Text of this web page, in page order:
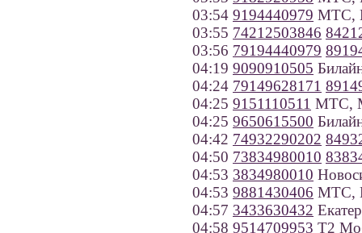
03:54 9194440979 МТС,
03:55 74212503846
03:56 79194440979
04:19 9090910505
04:24 79149628171
04:25 9151110511 МТС,
04:25 9650615500
04:42 74932290202
04:50 73834980010
04:53 3834980010
04:53 9881430406 МТС,
04:57 3433630432
04:58 9514709953 Т2